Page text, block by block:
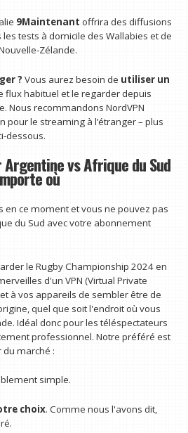
9Maintenant offrira des diffusions
tests à domicile des Wallabies et de
Zélande.
? Vous aurez besoin de utiliser un
flux habituel et le regarder depuis
Nous recommandons NordVPN
pour le streaming à l’étranger – plus
dessous.
vs Afrique du Sud
où
en ce moment et vous ne pouvez pas
du Sud avec votre abonnement
le Rugby Championship 2024 en
d'un VPN (Virtual Private
à vos appareils de sembler être de
quel que soit l'endroit où vous
Idéal donc pour les téléspectateurs
professionnel. Notre préféré est
du marché :
simple.
choix. Comme nous l'avons dit,